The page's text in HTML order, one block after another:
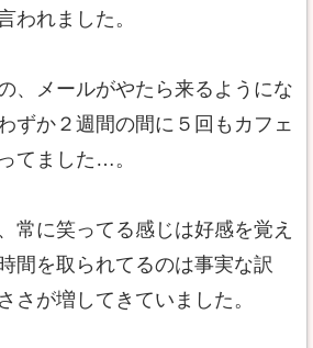
われました。
、メールがやたら来るようにな
ずか２週間の間に５回もカフェ
てました…。
常に笑ってる感じは好感を覚え
間を取られてるのは事実な訳
さが増してきていました。